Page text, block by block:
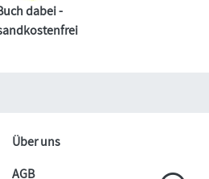
dabei -
Über uns
AGB